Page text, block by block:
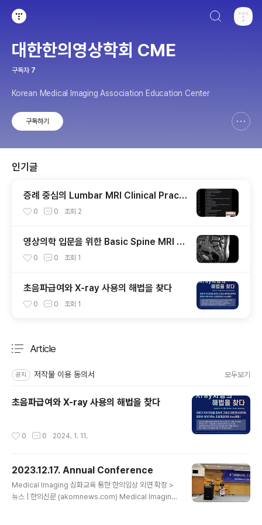
대한한의영상학회 CME
구독자 7
Korean Medical Imaging Association Education Center
구독하기
인기글
증례 중심의 Lumbar MRI Clinical Practi
ce [2018.09.09.서울] 1st Edition
0 0 조회 2
영상의학 입문을 위한 Basic Spine MRI [
2023.01.14 ]
0 0 조회 1
초음파급여와 X-ray 사용의 해법을 찾다
0 0 조회 1
Article
공지 저작물 이용 동의서 모두보기
초음파급여와 X-ray 사용의 해법을 찾다
0 0 2024. 1. 11.
2023.12.17. Annual Conference
Medical Imaging 심화교육 통한 한의임상 외연 확장 >
뉴스 | 한의신문 (akomnews.com) Medical Imaging